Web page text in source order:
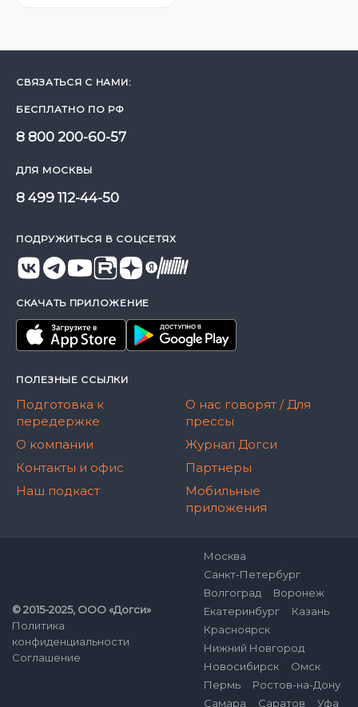
СВЯЗАТЬСЯ С НАМИ:
БЕСПЛАТНО ПО РФ
8 800 200-60-57
ДЛЯ МОСКВЫ
8 499 112-44-50
ПОДРУЖИТЬСЯ В СОЦСЕТЯХ
СКАЧАТЬ ПРИЛОЖЕНИЕ
ПОЛЕЗНЫЕ ССЫЛКИ
Подготовка к
передержке
О компании
Контакты и офис
Наш подкаст
О нас говорят / Для
прессы
Журнал Догси
Партнеры
Мобильные
приложения
© 2015-2025, ООО «Догси»
Политика
конфиденциальности
Соглашение
Москва
Санкт-Петербург
Волгоград
Воронеж
Екатеринбург
Казань
Красноярск
Нижний Новгород
Новосибирск
Омск
Пермь
Ростов-на-Дону
Самара
Саратов Уфа